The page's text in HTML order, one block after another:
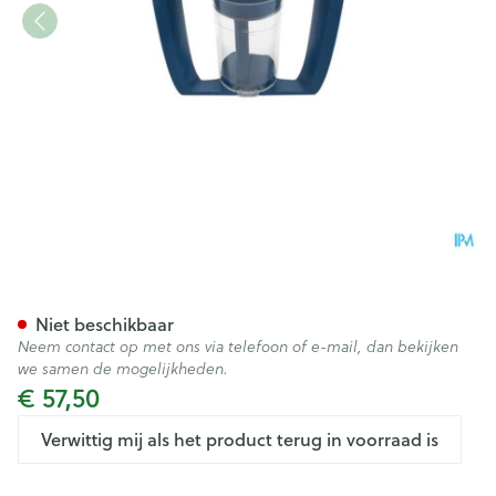
€ 57,50
Verwittig mij als het product terug in voorraad is
Niet beschikbaar
Neem contact op met ons via telefoon of e-mail, dan bekijken
we samen de mogelijkheden.